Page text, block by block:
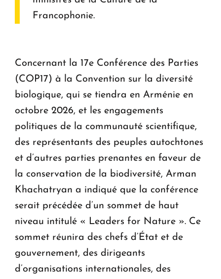
Francophonie.
Concernant la 17e Conférence des Parties
(COP17) à la Convention sur la diversité
biologique, qui se tiendra en Arménie en
octobre 2026, et les engagements
politiques de la communauté scientifique,
des représentants des peuples autochtones
et d’autres parties prenantes en faveur de
la conservation de la biodiversité, Arman
Khachatryan a indiqué que la conférence
serait précédée d’un sommet de haut
niveau intitulé « Leaders for Nature ». Ce
sommet réunira des chefs d’État et de
gouvernement, des dirigeants
d’organisations internationales, des